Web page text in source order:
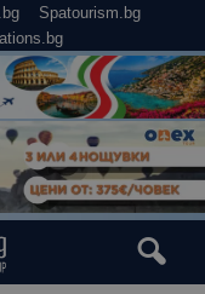
Spatourism.bg